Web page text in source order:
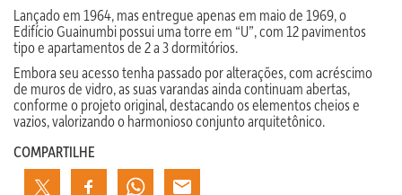
Lançado em 1964, mas entregue apenas em maio de 1969, o
Edifício Guainumbi possui uma torre em “U”, com 12 pavimentos
tipo e apartamentos de 2 a 3 dormitórios.
Embora seu acesso tenha passado por alterações, com acréscimo
de muros de vidro, as suas varandas ainda continuam abertas,
conforme o projeto original, destacando os elementos cheios e
vazios, valorizando o harmonioso conjunto arquitetônico.
COMPARTILHE